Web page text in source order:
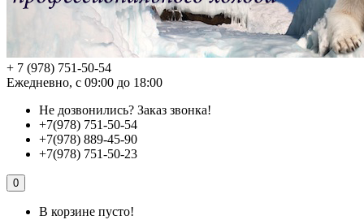
+ 7 (978) 751-50-54
Ежедневно, с 09:00 до 18:00
Не дозвонились? Заказ звонка!
+7(978) 751-50-54
+7(978) 889-45-90
+7(978) 751-50-23
0
В корзине пусто!